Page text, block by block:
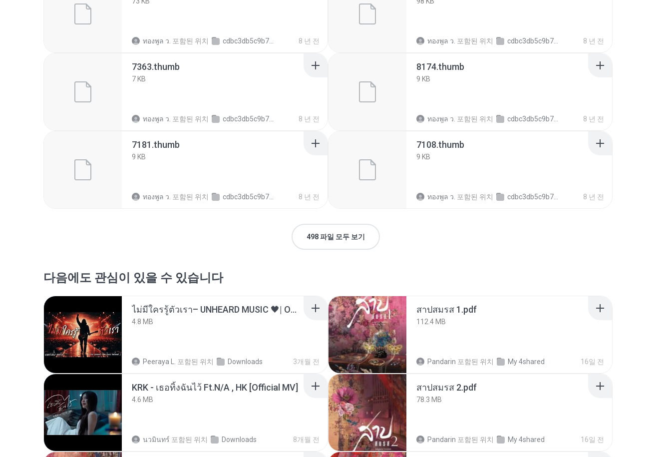
ทองพูล ว. 포함된 위치 cdbc3db5c9b79ff5ee4c6c579c5c5150b 8 년 전 ทองพูล ว. 포함된 위치 cdbc3db5c9b79ff5ee4c6c579c5c5150b 8 년 전
7363.thumb
7 KB
ทองพูล ว. 포함된 위치 cdbc3db5c9b79ff5ee4c6c579c5c5150b 8 년 전
8174.thumb
9 KB
ทองพูล ว. 포함된 위치 cdbc3db5c9b79ff5ee4c6c579c5c5150b 8 년 전
7181.thumb
9 KB
ทองพูล ว. 포함된 위치 cdbc3db5c9b79ff5ee4c6c579c5c5150b 8 년 전
7108.thumb
9 KB
ทองพูล ว. 포함된 위치 cdbc3db5c9b79ff5ee4c6c579c5c5150b 8 년 전
498 파일 모두 보기
다음에도 관심이 있을 수 있습니다
ไม่มีใครรู้ตัวเรา– UNHEARD MUSIC 🖤| Official Lyric Video | เพลงสู้ชีวิต
4.8 MB
Peeraya L. 포함된 위치 Downloads 3개월 전
สาปสมรส 1.pdf
112.4 MB
Pandarin 포함된 위치 My 4shared 16일 전
KRK - เธอทิ้งฉันไว้ Ft.N/A , HK [Official MV]
4.6 MB
นวมินทร์ 포함된 위치 Downloads 8개월 전
สาปสมรส 2.pdf
78.3 MB
Pandarin 포함된 위치 My 4shared 16일 전